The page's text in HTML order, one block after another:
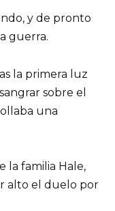
y de pronto
guerra.
la primera luz
sobre el
una
la familia Hale,
alto el duelo por